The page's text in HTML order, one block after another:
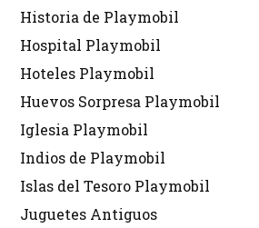
Historia de Playmobil
Hospital Playmobil
Hoteles Playmobil
Huevos Sorpresa Playmobil
Iglesia Playmobil
Indios de Playmobil
Islas del Tesoro Playmobil
Juguetes Antiguos